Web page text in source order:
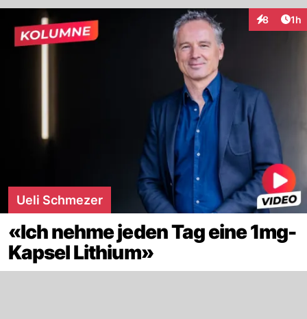
8 1h
Ueli Schmezer
«Ich nehme jeden Tag eine 1mg-
Kapsel Lithium»